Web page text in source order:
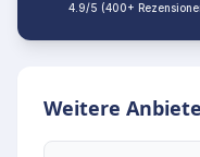
4.9/5 (400+
Weitere